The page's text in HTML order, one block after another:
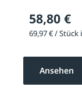
58,80 €
69,97 € / Stück
Ansehen